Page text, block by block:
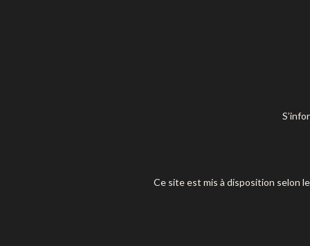
Ce site est mis à disposition selon